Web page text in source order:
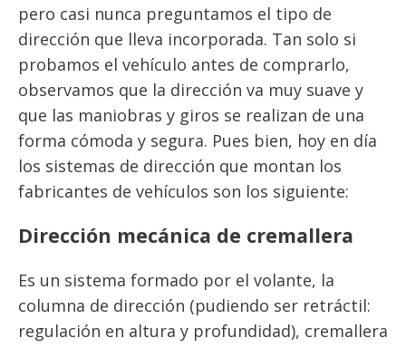
pero casi nunca preguntamos el tipo de
dirección que lleva incorporada. Tan solo si
probamos el vehículo antes de comprarlo,
observamos que la dirección va muy suave y
que las maniobras y giros se realizan de una
forma cómoda y segura. Pues bien, hoy en día
los sistemas de dirección que montan los
fabricantes de vehículos son los siguiente:
Dirección mecánica de cremallera
Es un sistema formado por el volante, la
columna de dirección (pudiendo ser retráctil:
regulación en altura y profundidad), cremallera